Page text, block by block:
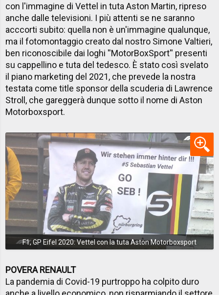
con l'immagine di Vettel in tuta Aston Martin, ripreso
anche dalle televisioni. I più attenti se ne saranno
acccorti subito: quella non è un'immagine qualunque,
ma il fotomontaggio creato dal nostro Simone Valtieri,
ben riconoscibile dai loghi ''MotorBoxSport'' presenti
su cappellino e tuta del tedesco. È stato così svelato
il piano marketing del 2021, che prevede la nostra
testata come title sponsor della scuderia di Lawrence
Stroll, che gareggerà dunque sotto il nome di Aston
Motorboxsport.
F1, GP Eifel 2020: Vettel con la tuta Aston Motorboxsport
POVERA RENAULT
La pandemia di Covid-19 purtroppo ha colpito duro